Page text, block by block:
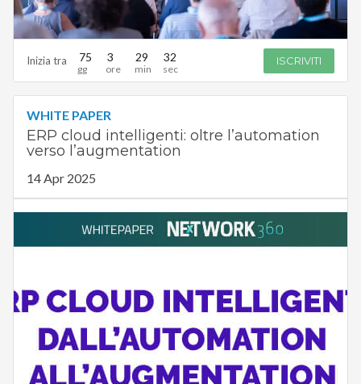
Inizia tra 75 3 29 31 ISCRIVITI
WHITE PAPER
ERP cloud intelligenti: oltre l’automation
verso l’augmentation
14 Apr 2025